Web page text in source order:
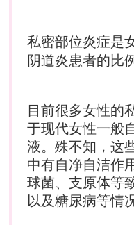
私密部位炎症是
阴道炎患者的比
目前很多女性的
于现代女性一般
液。殊不知，这
中有自净自洁作
球菌、支原体等
以及糖尿病等情